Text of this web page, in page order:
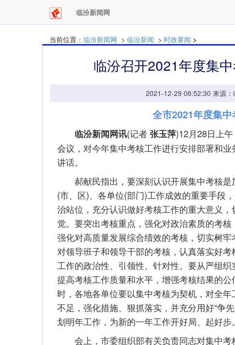
临汾新闻网
当前位置： 临汾新闻网 > 临汾新闻 > 时政要闻 >
临汾召开2021年度集
2021-12-29 08:52:30 来源
全市2021年度集
临汾新闻网讯(记者张玉萍)12月28日上
会议，对今年集中考核工作进行安排部署和
讲话。
郝献民指出，要深刻认识开展集中考核是
(市、区)、各单位(部门)工作成效的重要手段
治站位，充分认识做好考核工作的重大意义
觉。要突出考核重点，强化对政治素质的考
强化对高质量发展综合绩效的考核，切实树
对领导班子和领导干部的考核，认真落实好
工作的政治性、引领性、针对性。要从严组
提高考核工作质量和水平，增强考核结果的
时，各地各单位要以集中考核为契机，对全
不足，强化措施、狠抓落实，并充分用好“争
划明年工作，为新的一年工作开好局、起好步。
会上，市委组织部有关负责同志对集中考